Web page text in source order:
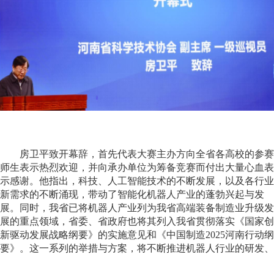
房卫平致开幕辞，首先代表大赛主办方向全省各高校的参赛
师生表示热烈欢迎，并向承办单位为筹备竞赛而付出大量心血表
示感谢。他指出，科技、人工智能技术的不断发展，以及各行业
新需求的不断涌现，带动了智能化机器人产业的蓬勃兴起与发
展。同时，我省已将机器人产业列为我省高端装备制造业升级发
展的重点领域，省委、省政府也将其列入我省贯彻落实《国家创
新驱动发展战略纲要》的实施意见和《中国制造2025河南行动纲
要》。这一系列的举措与方案，将不断推进机器人行业的研发、